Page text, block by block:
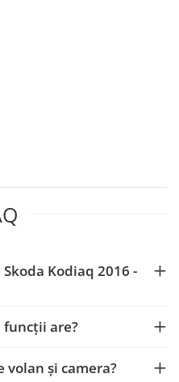
Kodiaq 2016 -
funcții are?
volan și camera?